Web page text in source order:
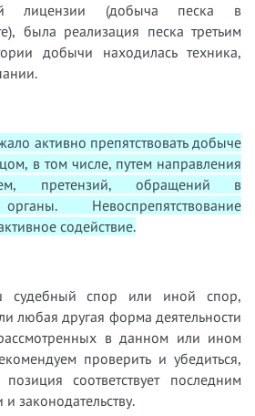
лицензии (добыча песка в
была реализация песка третьим
добычи находилась техника,
активно препятствовать добыче
в том числе, путем направления
претензий, обращений в
Невоспрепятствование
содействие.
судебный спор или иной спор,
любая другая форма деятельности
в данном или ином
проверить и убедиться,
соответствует последним
законодательству.